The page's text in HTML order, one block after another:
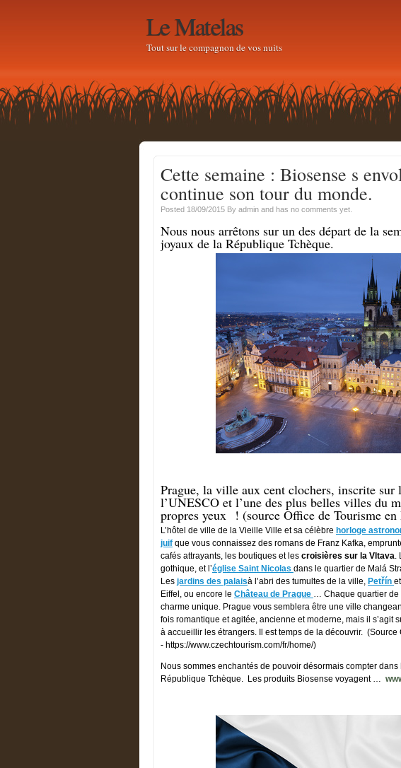
Le Matelas
Tout sur le compagnon de vos nuits
Cette semaine : Biosense s
continue son tour du monde.
Posted 18/09/2015 By admin and has no comments yet.
Nous nous arrêtons sur un des départ de la
joyaux de la République Tchèque.
Prague, la ville aux cent clochers, inscrite
l’UNESCO et l’une des plus belles villes du
propres yeux ! (source Office de Tourisme en
L’hôtel de ville de la Vieille Ville et sa célèbre horloge
juif que vous connaissez des romans de Franz Kafka,
cafés attrayants, les boutiques et les croisières sur la Vltava.
gothique, et l’église Saint Nicolas dans le quartier de Malá
Les jardins des palaisà l’abri des tumultes de la ville, Petřín
Eiffel, ou encore le Château de Prague … Chaque quartier de
charme unique. Prague vous semblera être une ville
fois romantique et agitée, ancienne et moderne, mais il s’agit
à accueillir les étrangers. Il est temps de la découvrir. (Source
- https://www.czechtourism.com/fr/home/)
Nous sommes enchantés de pouvoir désormais compter
République Tchèque. Les produits Biosense voyagent …